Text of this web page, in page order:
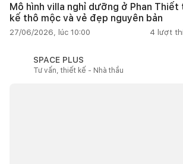
Mô hình villa nghỉ dưỡng ở Phan
kế thô mộc và vẻ đẹp nguyên bản
27/06/2026, lúc 10:00 4 lượt
SPACE PLUS
Tư vấn, thiết kế - Nhà thầu